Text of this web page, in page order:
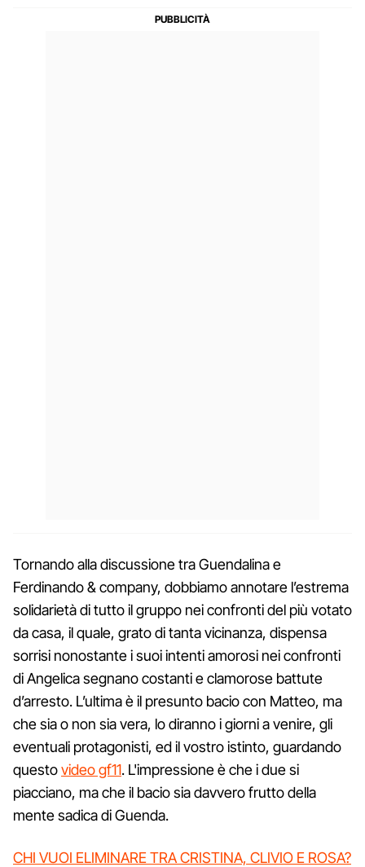
Tornando alla discussione tra Guendalina e
Ferdinando & company, dobbiamo annotare l’estrema
solidarietà di tutto il gruppo nei confronti del più votato
da casa, il quale, grato di tanta vicinanza, dispensa
sorrisi nonostante i suoi intenti amorosi nei confronti
di Angelica segnano costanti e clamorose battute
d’arresto. L’ultima è il presunto bacio con Matteo, ma
che sia o non sia vera, lo diranno i giorni a venire, gli
eventuali protagonisti, ed il vostro istinto, guardando
questovideo gf11. L'impressione è che i due si
piacciano, ma che il bacio sia davvero frutto della
mente sadica di Guenda.
CHI VUOI ELIMINARE TRA CRISTINA, CLIVIO E ROSA?